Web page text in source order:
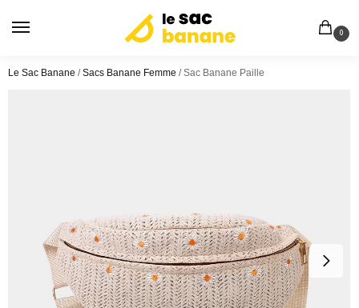
0
Le Sac Banane /Sacs Banane Femme /Sac Banane Paille